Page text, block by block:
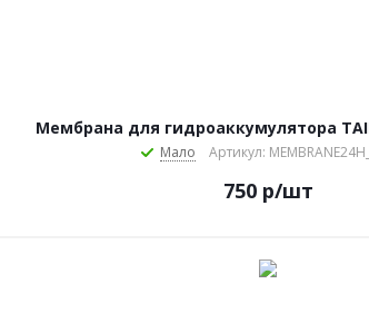
Мембрана для гидроаккумулятора
Мало Артикул:
750р/шт